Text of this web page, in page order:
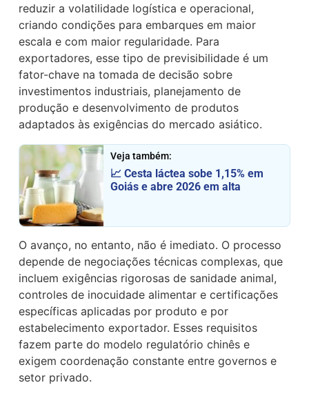
reduzir a volatilidade logística e operacional,
criando condições para embarques em maior
escala e com maior regularidade. Para
exportadores, esse tipo de previsibilidade é um
fator-chave na tomada de decisão sobre
investimentos industriais, planejamento de
produção e desenvolvimento de produtos
adaptados às exigências do mercado asiático.
Veja também:
📈 Cesta láctea sobe 1,15% em
Goiás e abre 2026 em alta
O avanço, no entanto, não é imediato. O processo
depende de negociações técnicas complexas, que
incluem exigências rigorosas de sanidade animal,
controles de inocuidade alimentar e certificações
específicas aplicadas por produto e por
estabelecimento exportador. Esses requisitos
fazem parte do modelo regulatório chinês e
exigem coordenação constante entre governos e
setor privado.